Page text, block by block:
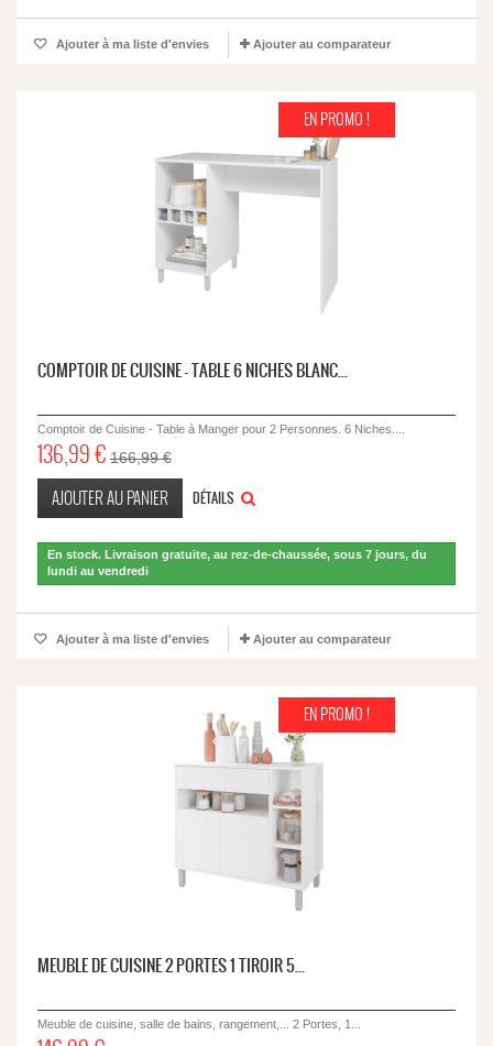
Ajouter à ma liste d'envies Ajouter au comparateur
EN PROMO !
COMPTOIR DE CUISINE - TABLE 6 NICHES BLANC...
Comptoir de Cuisine - Table à Manger pour 2 Personnes. 6 Niches....
136,99 € 166,99 €
AJOUTER AU PANIER DÉTAILS
En stock. Livraison gratuite, au rez-de-chaussée, sous 7 jours, du
lundi au vendredi
Ajouter à ma liste d'envies Ajouter au comparateur
EN PROMO !
MEUBLE DE CUISINE 2 PORTES 1 TIROIR 5...
Meuble de cuisine, salle de bains, rangement,... 2 Portes, 1...